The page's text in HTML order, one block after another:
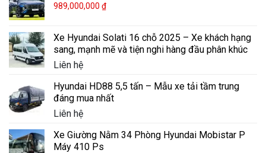
989,000,000 ₫
Xe Hyundai Solati 16 chỗ 2025 – Xe khách hạng
sang, mạnh mẽ và tiện nghi hàng đầu phân khúc
Liên hệ
Hyundai HD88 5,5 tấn – Mẫu xe tải tầm trung
đáng mua nhất
Liên hệ
Xe Giường Nằm 34 Phòng Hyundai Mobistar P
Máy 410 Ps